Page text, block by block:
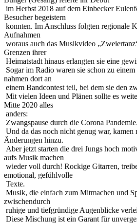
im Herbst 2018 auf dem Einbecker
Besucher begeistern
konnten. Im Anschluss folgten regionale
Aufnahmen
woraus auch das Musikvideo
Grenzen ihrer
Heimatstadt hinaus erlangten sie eine
Sogar im Radio waren sie schon zu
nahmen dort an
einem Bandcontest teil, bei dem sie den
Mit vielen Ideen und Plänen sollte es
Mitte 2020 alles
anders:
Zwangspause durch die Corona Pandemie.
Und da das noch nicht genug war, kamen
Änderungen hinzu.
Aber jetzt starten die drei Jungs hoch
aufs Musik machen
wieder voll durch! Rockige Gitarren,
emotional, gefühlvolle
Texte.
Musik, die einfach zum Mitmachen und
zwischendurch
ruhige und tiefgründige Augenblicke
Diese Mischung ist ein Garant für